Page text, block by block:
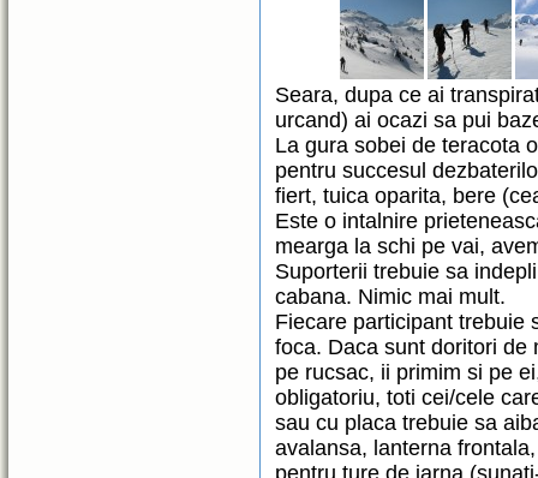
Seara, dupa ce ai
urcand) ai ocazi sa pui
La gura sobei de teracota
pentru succesul
fiert, tuica oparita, bere
Este o intalnire
mearga la schi pe vai,
Suporterii trebuie sa
cabana. Nimic mai mult.
Fiecare participant trebuie
foca. Daca sunt doritori de
pe rucsac, ii primim si pe
obligatoriu, toti cei/cele
sau cu placa trebuie sa
avalansa, lanterna
pentru ture de iarna